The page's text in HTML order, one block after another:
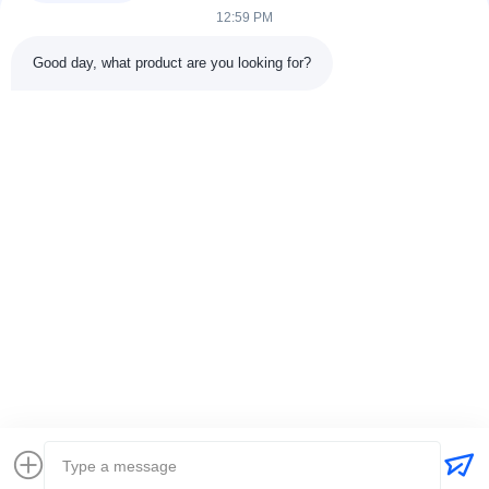
Zu Hause
Produkte
12:59 PM
Good day, what product are you looking for?